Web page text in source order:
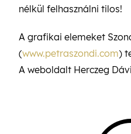
nélkül felhasználni tilos!
A grafikai elemeket
(www.petraszondi.com)
A weboldalt Herczeg